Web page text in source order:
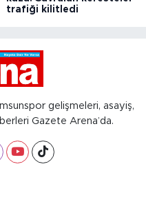
trafiği kilitledi
gelişmeleri, asayiş,
Gazete Arena’da.